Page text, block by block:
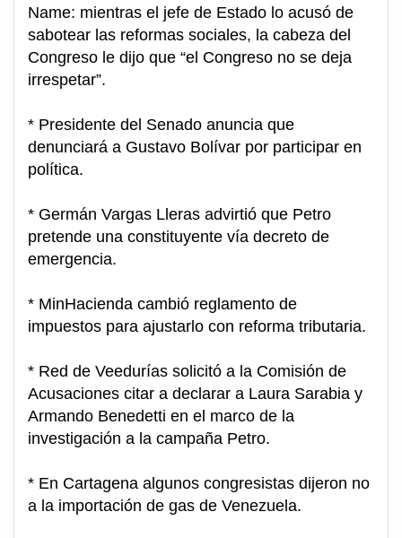
Name: mientras el jefe de Estado lo acusó de
sabotear las reformas sociales, la cabeza del
Congreso le dijo que “el Congreso no se deja
irrespetar”.
* Presidente del Senado anuncia que
denunciará a Gustavo Bolívar por participar en
política.
* Germán Vargas Lleras advirtió que Petro
pretende una constituyente vía decreto de
emergencia.
* MinHacienda cambió reglamento de
impuestos para ajustarlo con reforma tributaria.
* Red de Veedurías solicitó a la Comisión de
Acusaciones citar a declarar a Laura Sarabia y
Armando Benedetti en el marco de la
investigación a la campaña Petro.
* En Cartagena algunos congresistas dijeron no
a la importación de gas de Venezuela.